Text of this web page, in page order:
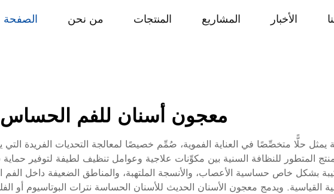
الصفحة من نحن المنتجات المشاريع الأخبار
معجون أسنان للفم الحساس
حلًّا متخصِّصًا في العناية الفموية، صُمِّم خصيصًا لمعالجة التحديات الفريدة
المتطور للنظافة السنية بين مكوِّنات علاجية وعوامل تنظيف لطيفة لتوفير
بشكل خاص حساسية الأعصاب، والأنسجة الملتهبة، والمناطق الضعيفة داخل الفم